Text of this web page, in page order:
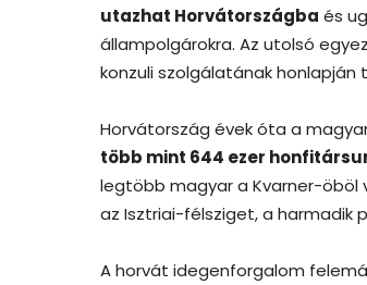
utazhat Horvátországba és
állampolgárokra. Az utolsó
konzuli szolgálatának honlapján
Horvátország évek óta a
több mint 644 ezer
legtöbb magyar a Kvarner-öböl
az Isztriai-félsziget, a harmadik
A horvát idegenforgalom